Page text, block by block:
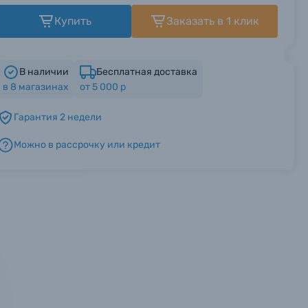
с
Купить Заказать в 1 клик
В наличии
в 8 магазинах
Бесплатная доставка
от 5 000 р
Гарантия 2 недели
Можно в рассрочку или кредит